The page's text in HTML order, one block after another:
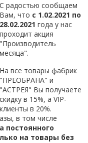
С радостью сообщаем
Вам, что с 1.02.2021 по
28.02.2021 года у нас
проходит акция
"Производитель
месяца".
На все товары фабрик
"ПРЕОБРАНА" и
"АСТРЕЯ" Вы получаете
скидку в 15%, а VIP-
клиенты в 20%.
в том числе
постоянного
на товары без